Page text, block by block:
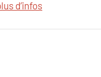
d’infos